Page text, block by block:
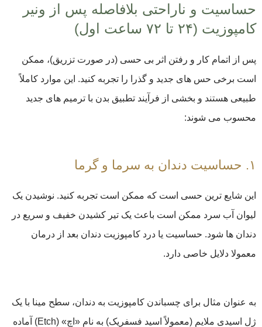
حساسیت و ناراحتی بلافاصله پس از ونیر
کامپوزیت (۲۴ تا ۷۲ ساعت اول)
پس از اتمام کار و رفتن اثر بی حسی (در صورت تزریق)، ممکن
است برخی حس های جدید و گذرا را تجربه کنید. این موارد کاملاً
طبیعی هستند و بخشی از فرآیند تطبیق بدن با ترمیم های جدید
محسوب می شوند:
۱. حساسیت دندان به سرما و گرما
این شایع ترین حسی است که ممکن است تجربه کنید. نوشیدن یک
لیوان آب سرد ممکن است باعث یک تیر کشیدن خفیف و سریع در
دندان ها شود. حساسیت یا درد کامپوزیت دندان بعد از درمان
معمولا دلایل خاصی دارد.
به عنوان مثال برای چسباندن کامپوزیت به دندان، سطح مینا با یک
ژل اسیدی ملایم (معمولاً اسید فسفریک) به نام «اچ» (Etch) آماده